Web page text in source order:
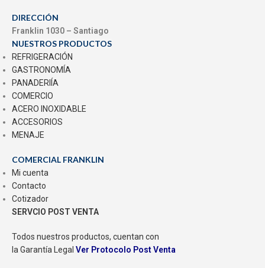
DIRECCIÓN
Franklin 1030 – Santiago
NUESTROS PRODUCTOS
REFRIGERACIÓN
GASTRONOMÍA
PANADERIÍA
COMERCIO
ACERO INOXIDABLE
ACCESORIOS
MENAJE
COMERCIAL FRANKLIN
Mi cuenta
Contacto
Cotizador
SERVCIO POST VENTA
Todos nuestros productos, cuentan con
la Garantía Legal Ver Protocolo Post Venta